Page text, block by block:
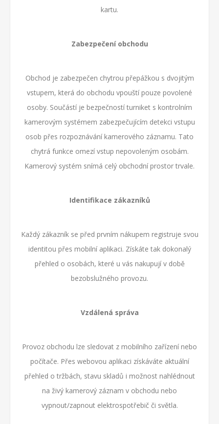
kartu.
Zabezpečení obchodu
Obchod je zabezpečen chytrou přepážkou s dvojitým
vstupem, která do obchodu vpouští pouze povolené
osoby. Součástí je bezpečností turniket s kontrolním
kamerovým systémem zabezpečujícím detekci vstupu
osob přes rozpoznávání kamerového záznamu. Tato
chytrá funkce omezí vstup nepovoleným osobám.
Kamerový systém snímá celý obchodní prostor trvale.
Identifikace zákazníků
Každý zákazník se před prvním nákupem registruje svou
identitou přes mobilní aplikaci. Získáte tak dokonalý
přehled o osobách, které u vás nakupují v době
bezobslužného provozu.
Vzdálená správa
Provoz obchodu lze sledovat z mobilního zařízení nebo
počítače. Přes webovou aplikaci získáváte aktuální
přehled o tržbách, stavu skladů i možnost nahlédnout
na živý kamerový záznam v obchodu nebo
vypnout/zapnout elektrospotřebič či světla.